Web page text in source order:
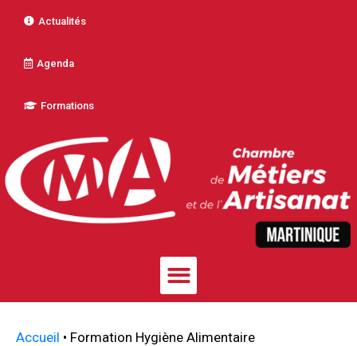
Actualités
Agenda
Formations
Accueil • Formation Hygiène Alimentaire